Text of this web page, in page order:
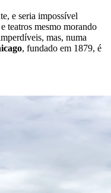
e seria impossível
teatros mesmo morando
mas, numa
, fundado em 1879, é